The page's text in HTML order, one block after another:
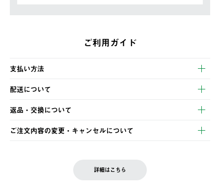
ご利用ガイド
支払い方法
以下のいずれかの方法でお支払いいただけます。
・クレジットカード決済
・コンビニ決済
・Pay-easy決済
配送について
【発送スケジュール】
ご注文・ご入金完了より2営業日以内に商品を発送いたします。
土日祝の発送はございませんので、木曜日以降のご注文は週明け
の発送となる場合がございます。
返品・交換について
※お客様都合の場合
お客様都合の返品にかかる送料は、お客様ご負担とさせていただ
ご注文内容の変更・キャンセルについて
LOGOS FAMILY会員の方は、会員マイページ内 購入履歴画面に
詳細はこちら